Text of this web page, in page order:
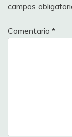
campos
Comentario *